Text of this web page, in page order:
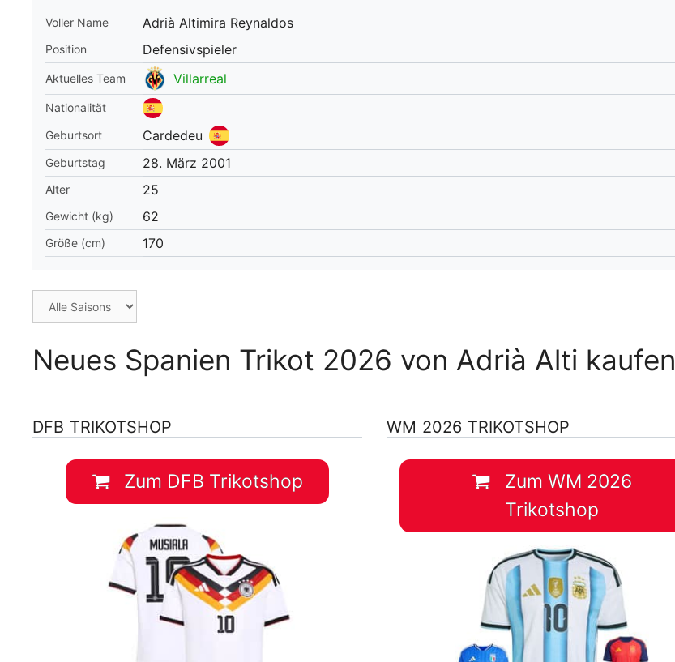
WM 2026 Spielplan Excel – kostenlos
downloaden & automatisch ausfüllen
Voller Name Adrià Altimira Reynaldos
Position Defensivspieler
Aktuelles Team Villarreal
Nationalität
Geburtsort
Cardedeu
Geburtstag 28. März 2001
Alter 25
Gewicht (kg) 62
Größe (cm) 170
Neues Spanien Trikot 2026 von Adrià Alti kaufen
DFB TRIKOTSHOP
Zum DFB Trikotshop
WM 2026 TRIKOTSHOP
Zum WM 2026
Trikotshop